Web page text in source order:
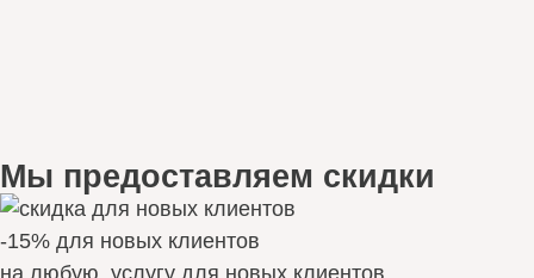
Мы предоставляем скидки
-15% для новых клиентов
на любую услугу для новых клиентов